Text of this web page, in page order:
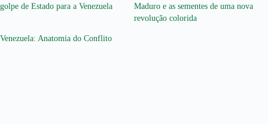
golpe de Estado para a Venezuela
Maduro e as sementes de uma nova
revolução colorida
Venezuela: Anatomia do Conflito